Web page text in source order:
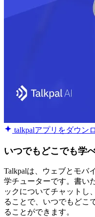
talkpalアプリをダウン
いつでもどこでも学
Talkpalは、ウェブとモバ
学チューターです。書い
ックについてチャットし
ることで、いつでもどこ
ることができます。